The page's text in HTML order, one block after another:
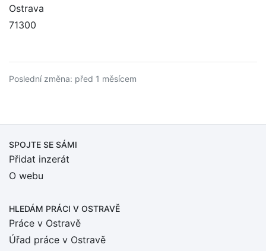
Ostrava
71300
Poslední změna: před 1 měsícem
SPOJTE SE SÁMI
Přidat inzerát
O webu
HLEDÁM PRÁCI V OSTRAVĚ
Práce v Ostravě
Úřad práce v Ostravě